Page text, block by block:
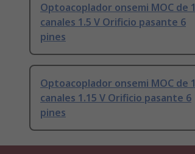
Optoacoplador onsemi MOC de 1
canales 1.5 V Orificio pasante 6
pines
Optoacoplador onsemi MOC de 1
canales 1.15 V Orificio pasante 6
pines